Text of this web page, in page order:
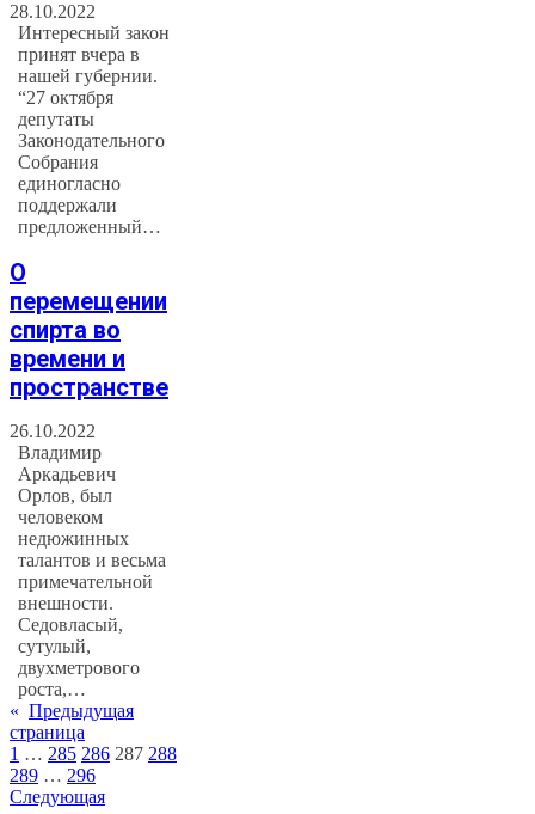
28.10.2022
Интересный закон
принят вчера в
нашей губернии.
“27 октября
депутаты
Законодательного
Собрания
единогласно
поддержали
предложенный…
О
перемещении
спирта во
времени и
пространстве
26.10.2022
Владимир
Аркадьевич
Орлов, был
человеком
недюжинных
талантов и весьма
примечательной
внешности.
Седовласый,
сутулый,
двухметрового
роста,…
« Предыдущая
страница
1 … 285 286 287 288
289 … 296
Следующая